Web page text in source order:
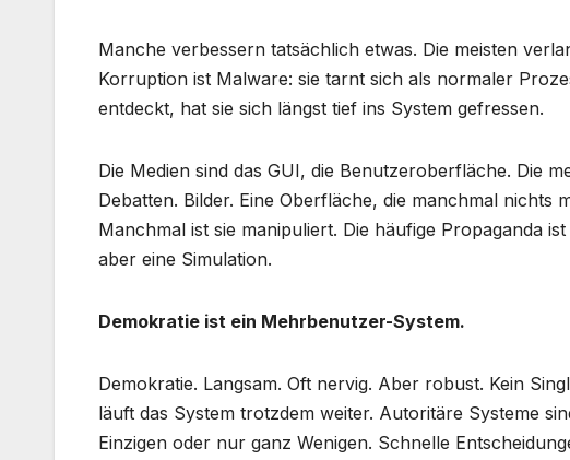
Manche verbessern tatsächlich etwas. Die meisten
Korruption ist Malware: sie tarnt sich als normaler
entdeckt, hat sie sich längst tief ins System gefressen.
Die Medien sind das GUI, die Benutzeroberfläche. Die
Debatten. Bilder. Eine Oberfläche, die manchmal
Manchmal ist sie manipuliert. Die häufige Propaganda
aber eine Simulation.
Demokratie ist ein Mehrbenutzer-System.
Demokratie. Langsam. Oft nervig. Aber robust. Kein
läuft das System trotzdem weiter. Autoritäre Systeme
Einzigen oder nur ganz Wenigen. Schnelle